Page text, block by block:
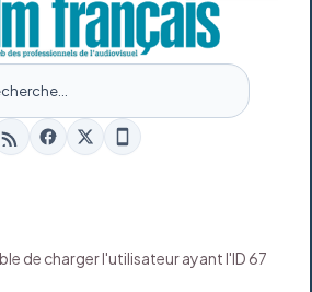
de charger l'utilisateur ayant l'ID 67